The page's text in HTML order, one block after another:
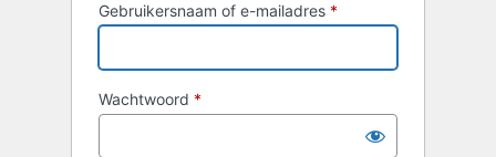
Gebruikersnaam of e-mailadres *
Wachtwoord *